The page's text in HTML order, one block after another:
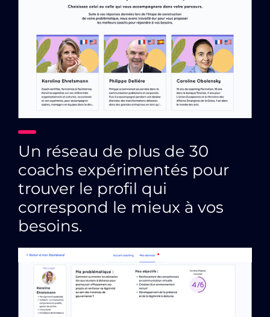
Un réseau de plus de 30
coachs expérimentés pour
trouver le profil qui
correspond le mieux à vos
besoins.